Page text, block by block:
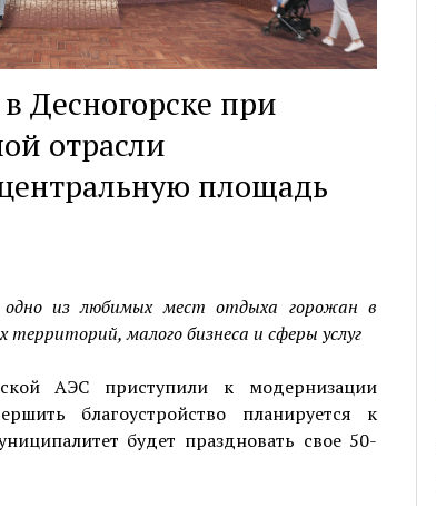
Десногорске при
отрасли
площадь
одно из любимых мест отдыха горожан в
малого бизнеса и сферы услуг
АЭС приступили к модернизации
благоустройство планируется к
будет праздновать свое 50-